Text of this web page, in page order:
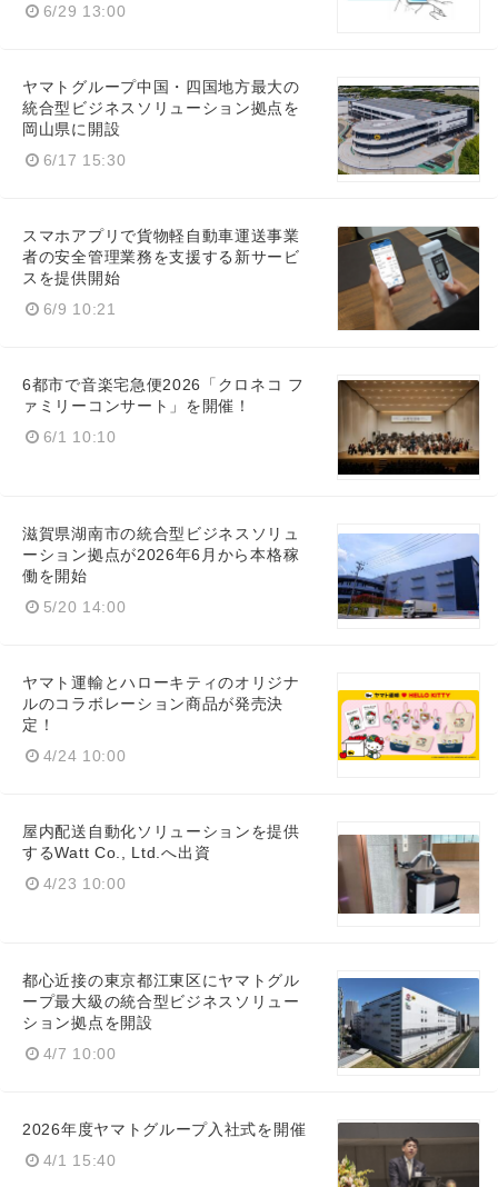
6/29 13:00
ヤマトグループ中国・四国地方最大の
統合型ビジネスソリューション拠点を
岡山県に開設
6/17 15:30
スマホアプリで貨物軽自動車運送事業
者の安全管理業務を支援する新サービ
スを提供開始
6/9 10:21
6都市で音楽宅急便2026「クロネコ フ
ァミリーコンサート」を開催！
6/1 10:10
滋賀県湖南市の統合型ビジネスソリュ
ーション拠点が2026年6月から本格稼
働を開始
5/20 14:00
ヤマト運輸とハローキティのオリジナ
ルのコラボレーション商品が発売決
定！
4/24 10:00
屋内配送自動化ソリューションを提供
するWatt Co., Ltd.へ出資
4/23 10:00
都心近接の東京都江東区にヤマトグル
ープ最大級の統合型ビジネスソリュー
ション拠点を開設
4/7 10:00
2026年度ヤマトグループ入社式を開催
4/1 15:40